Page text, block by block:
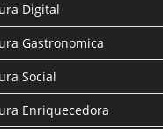
Digital
Gastronomica
Social
Enriquecedora